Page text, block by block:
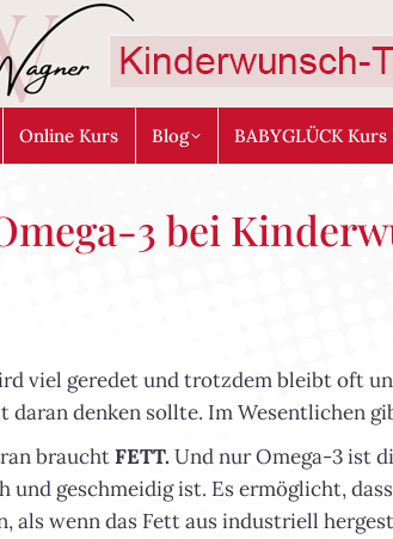
Online Kurs Blog BABYGLÜCK
3 bei
viel geredet und trotzdem bleibt oft
daran denken sollte. Im Wesentlichen
brauchtFETT. Und nur Omega-3 ist
und geschmeidig ist. Es ermöglicht,
als wenn das Fett aus industriell